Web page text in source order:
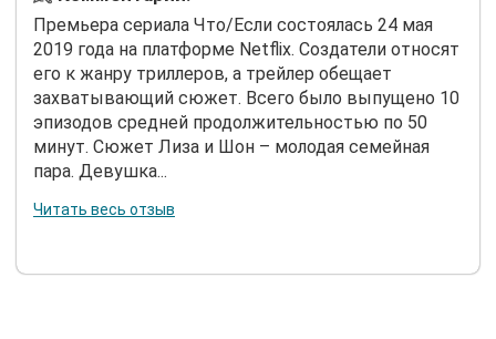
Премьера сериала Что/Если состоялась 24 мая
2019 года на платформе Netflix. Создатели относят
его к жанру триллеров, а трейлер обещает
захватывающий сюжет. Всего было выпущено 10
эпизодов средней продолжительностью по 50
минут. Сюжет Лиза и Шон – молодая семейная
пара. Девушка...
Читать весь отзыв